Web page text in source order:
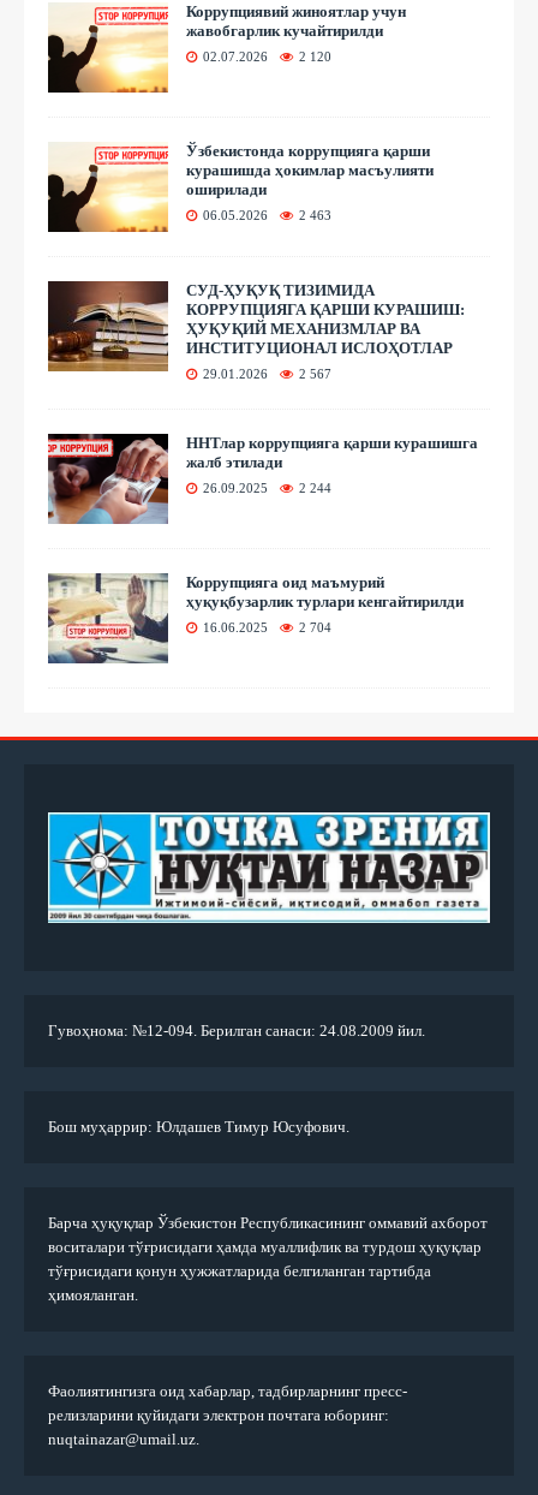
Коррупциявий жиноятлар учун
жавобгарлик кучайтирилди
02.07.2026 2 120
Ўзбекистонда коррупцияга қарши
курашишда ҳокимлар масъулияти
оширилади
06.05.2026 2 463
СУД-ҲУҚУҚ ТИЗИМИДА
КОРРУПЦИЯГА ҚАРШИ КУРАШИШ:
ҲУҚУҚИЙ МЕХАНИЗМЛАР ВА
ИНСТИТУЦИОНАЛ ИСЛОҲОТЛАР
29.01.2026 2 567
ННТлар коррупцияга қарши курашишга
жалб этилади
26.09.2025 2 244
Коррупцияга оид маъмурий
ҳуқуқбузарлик турлари кенгайтирилди
16.06.2025 2 704
Гувоҳнома: №12-094. Берилган санаси: 24.08.2009 йил.
Бош муҳаррир: Юлдашев Тимур Юсуфович.
Барча ҳуқуқлар Ўзбекистон Республикасининг оммавий ахборот
воситалари тўғрисидаги ҳамда муаллифлик ва турдош ҳуқуқлар
тўғрисидаги қонун ҳужжатларида белгиланган тартибда
ҳимояланган.
Фаолиятингизга оид хабарлар, тадбирларнинг пресс-
релизларини қуйидаги электрон почтага юборинг:
nuqtainazar@umail.uz.